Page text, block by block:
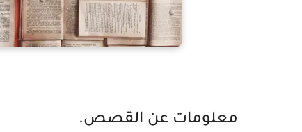
معلومات عن القصص.